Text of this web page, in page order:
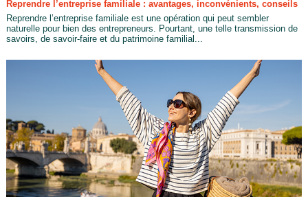
Reprendre l’entreprise familiale : avantages, inconvénients, conseils
Reprendre l’entreprise familiale est une opération qui peut sembler
naturelle pour bien des entrepreneurs. Pourtant, une telle transmission de
savoirs, de savoir-faire et du patrimoine familial...